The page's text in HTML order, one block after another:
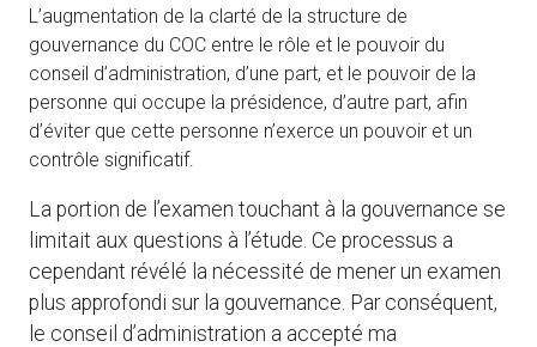
L’augmentation de la clarté de la structure de
gouvernance du COC entre le rôle et le pouvoir du
conseil d’administration, d’une part, et le pouvoir de la
personne qui occupe la présidence, d’autre part, afin
d’éviter que cette personne n’exerce un pouvoir et un
contrôle significatif.
La portion de l’examen touchant à la gouvernance se
limitait aux questions à l’étude. Ce processus a
cependant révélé la nécessité de mener un examen
plus approfondi sur la gouvernance. Par conséquent,
le conseil d’administration a accepté ma